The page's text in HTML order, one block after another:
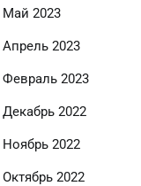
Май 2023
Апрель 2023
Февраль 2023
Декабрь 2022
Ноябрь 2022
Октябрь 2022